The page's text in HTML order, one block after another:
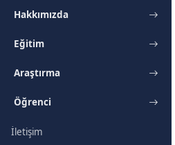
Hakkımızda
Eğitim
Araştırma
Öğrenci
İletişim